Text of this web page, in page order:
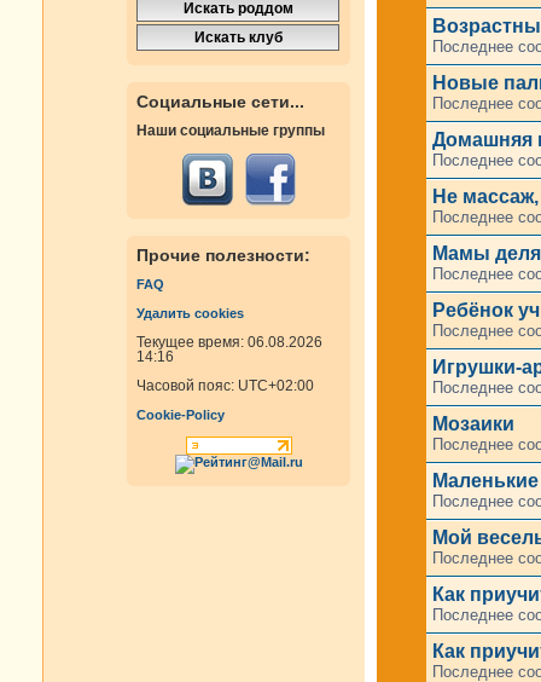
Социальные сети...
Наши социальные группы
Прочие полезности:
FAQ
Удалить cookies
Текущее время: 06.08.2026
14:16
Часовой пояс: UTC+02:00
Cookie-Policy
Последнее
Новые
Последнее
Домашняя
Последнее
Не массаж,
Последнее
Мамы
Последнее
Ребёнок
Последнее
Игрушки-
Последнее
Мозаики
Последнее
Последнее
Мой
Последнее
Как
Последнее
Как
Последнее